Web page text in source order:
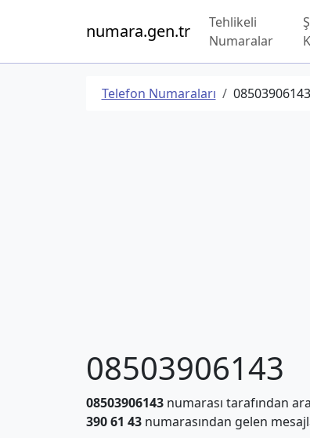
numara.gen.tr
Tehlikeli
Numaralar
Telefon Numaraları 08503906143
08503906143
08503906143numarası tarafından
390 61 43numarasından gelen